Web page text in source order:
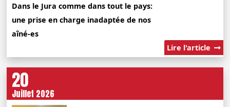
Dans le Jura comme dans tout le pays:
une prise en charge inadaptée de nos
aîné-es
Lire l'article
20
Juillet 2026